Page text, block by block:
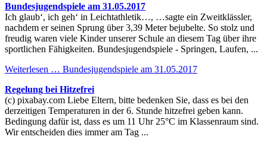
Bundesjugendspiele am 31.05.2017
Ich glaub‘, ich geh‘ in Leichtathletik…, …sagte ein Zweitklässler,
nachdem er seinen Sprung über 3,39 Meter bejubelte. So stolz und
freudig waren viele Kinder unserer Schule an diesem Tag über ihre
sportlichen Fähigkeiten. Bundesjugendspiele - Springen, Laufen, ...
Weiterlesen … Bundesjugendspiele am 31.05.2017
Regelung bei Hitzefrei
(c) pixabay.com Liebe Eltern, bitte bedenken Sie, dass es bei den
derzeitigen Temperaturen in der 6. Stunde hitzefrei geben kann.
Bedingung dafür ist, dass es um 11 Uhr 25°C im Klassenraum sind.
Wir entscheiden dies immer am Tag ...